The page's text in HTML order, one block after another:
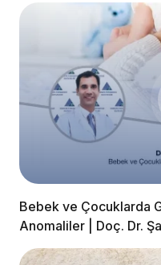
Bebek ve Çocuklarda
Anomaliler | Doç. Dr.